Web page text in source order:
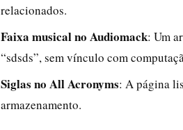
relacionados.
Faixa musical no Audiomack: Um
“sdsds”, sem vínculo com
Siglas no All Acronyms: A página
armazenamento.